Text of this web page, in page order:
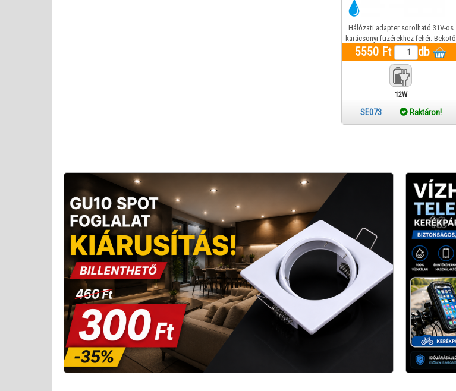
Hálózati adapter sorolható 31V-os
karácsonyi füzérekhez fehér. Bekötő
kábel nélkül! Max 1200Led 12W
5550 Ft db
12W
SE073 Raktáron!